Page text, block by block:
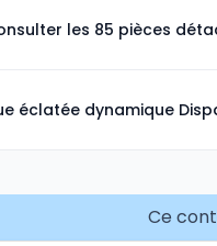
les 85 pièces
éclatée dynamique
Ce